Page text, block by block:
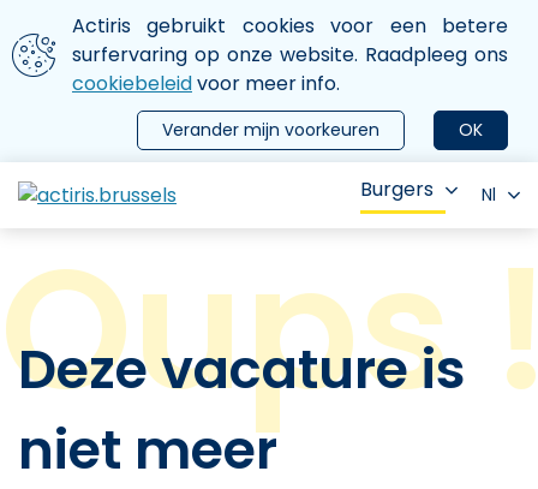
Aller au contenu principal
We gebruiken cookies
Actiris gebruikt cookies voor een betere
surfervaring op onze website. Raadpleeg ons
cookiebeleidvoor meer info.
OK
Verander mijn voorkeuren
le menu
Burgers Nl
Deze vacature is
niet meer